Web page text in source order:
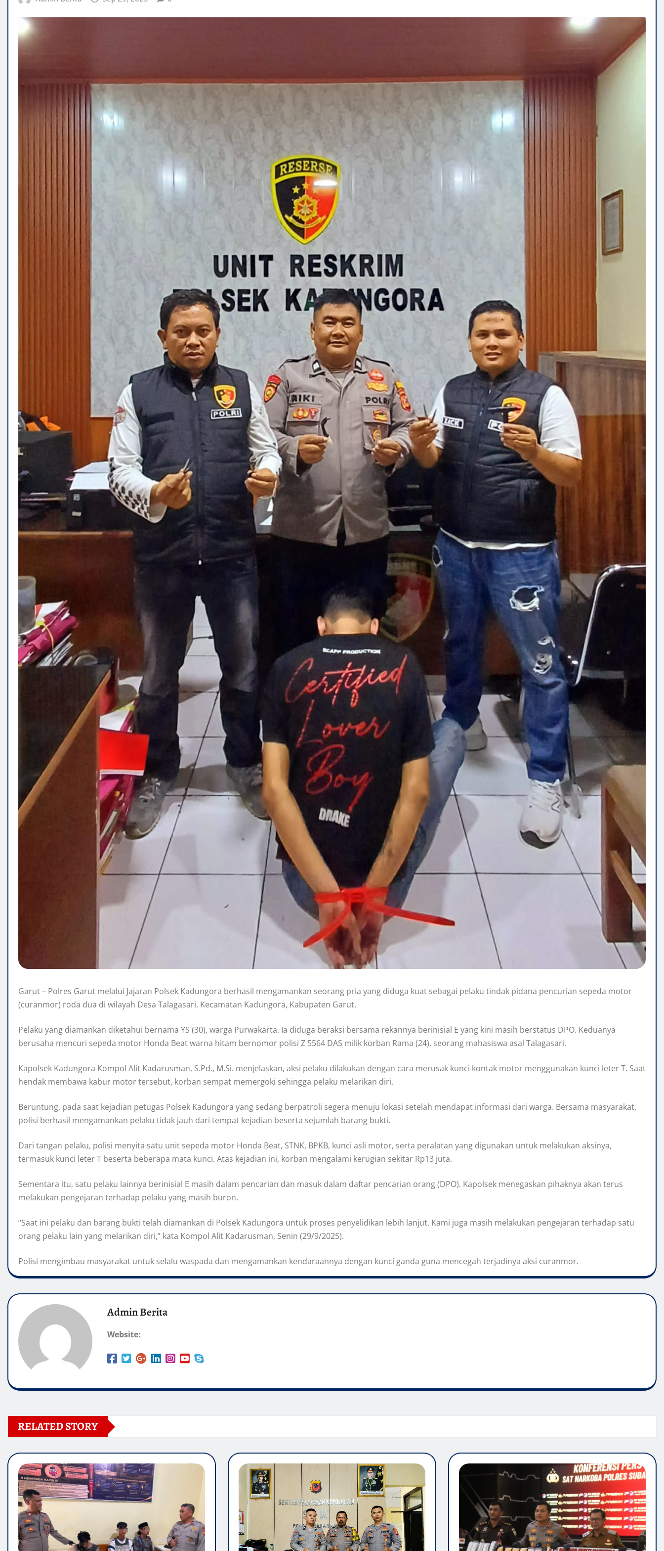
Garut – Polres Garut melalui Jajaran Polsek Kadungora berhasil mengamankan seorang pria yang diduga kuat sebagai pelaku tindak pidana pencurian sepeda motor
(curanmor) roda dua di wilayah Desa Talagasari, Kecamatan Kadungora, Kabupaten Garut.
Pelaku yang diamankan diketahui bernama YS (30), warga Purwakarta. Ia diduga beraksi bersama rekannya berinisial E yang kini masih berstatus DPO. Keduanya
berusaha mencuri sepeda motor Honda Beat warna hitam bernomor polisi Z 5564 DAS milik korban Rama (24), seorang mahasiswa asal Talagasari.
Kapolsek Kadungora Kompol Alit Kadarusman, S.Pd., M.Si. menjelaskan, aksi pelaku dilakukan dengan cara merusak kunci kontak motor menggunakan kunci leter T. Saat
hendak membawa kabur motor tersebut, korban sempat memergoki sehingga pelaku melarikan diri.
Beruntung, pada saat kejadian petugas Polsek Kadungora yang sedang berpatroli segera menuju lokasi setelah mendapat informasi dari warga. Bersama masyarakat,
polisi berhasil mengamankan pelaku tidak jauh dari tempat kejadian beserta sejumlah barang bukti.
Dari tangan pelaku, polisi menyita satu unit sepeda motor Honda Beat, STNK, BPKB, kunci asli motor, serta peralatan yang digunakan untuk melakukan aksinya,
termasuk kunci leter T beserta beberapa mata kunci. Atas kejadian ini, korban mengalami kerugian sekitar Rp13 juta.
Sementara itu, satu pelaku lainnya berinisial E masih dalam pencarian dan masuk dalam daftar pencarian orang (DPO). Kapolsek menegaskan pihaknya akan terus
melakukan pengejaran terhadap pelaku yang masih buron.
“Saat ini pelaku dan barang bukti telah diamankan di Polsek Kadungora untuk proses penyelidikan lebih lanjut. Kami juga masih melakukan pengejaran terhadap satu
orang pelaku lain yang melarikan diri,” kata Kompol Alit Kadarusman, Senin (29/9/2025).
Polisi mengimbau masyarakat untuk selalu waspada dan mengamankan kendaraannya dengan kunci ganda guna mencegah terjadinya aksi curanmor.
Admin Berita
Website:
RELATED STORY